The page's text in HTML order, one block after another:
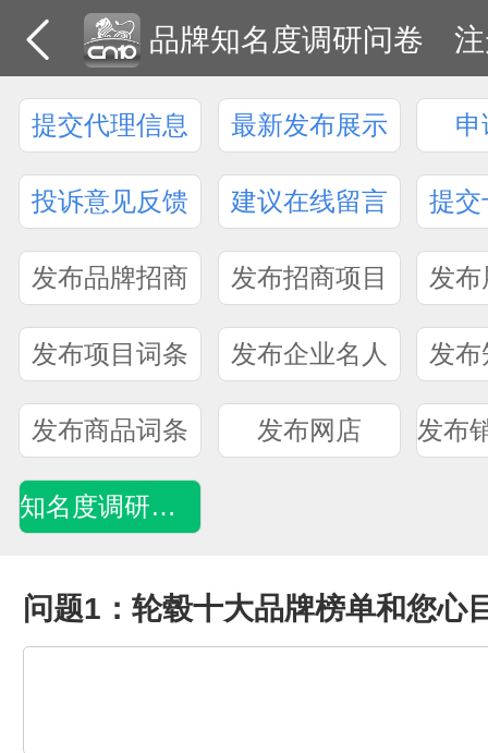
品牌知名度调研问卷
提交代理信息 最新发布展示 申
投诉意见反馈 建议在线留言 提交
发布品牌招商 发布招商项目 发
发布项目词条 发布企业名人 发
发布商品词条 发布网店
知名度调研问卷
问题1：轮毂十大品牌榜单和您心